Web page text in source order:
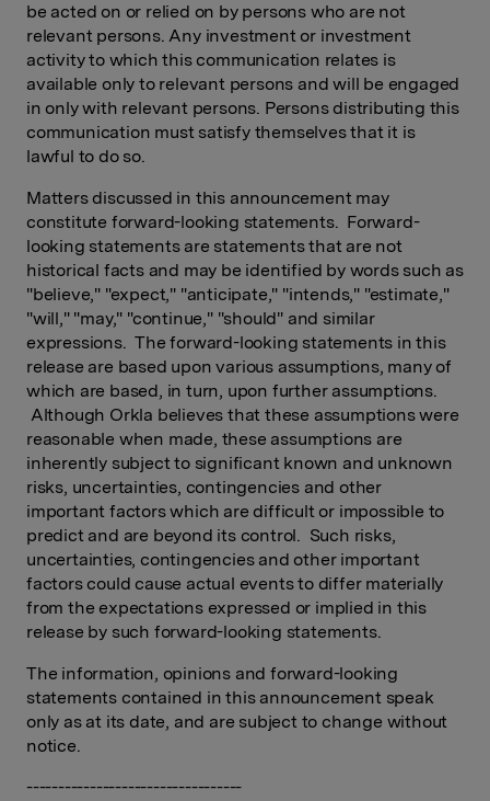
be acted on or relied on by persons who are not
relevant persons. Any investment or investment
activity to which this communication relates is
available only to relevant persons and will be engaged
in only with relevant persons. Persons distributing this
communication must satisfy themselves that it is
lawful to do so.
Matters discussed in this announcement may
constitute forward-looking statements. Forward-
looking statements are statements that are not
historical facts and may be identified by words such as
"believe," "expect," "anticipate," "intends," "estimate,"
"will," "may," "continue," "should" and similar
expressions. The forward-looking statements in this
release are based upon various assumptions, many of
which are based, in turn, upon further assumptions.
Although Orkla believes that these assumptions were
reasonable when made, these assumptions are
inherently subject to significant known and unknown
risks, uncertainties, contingencies and other
important factors which are difficult or impossible to
predict and are beyond its control. Such risks,
uncertainties, contingencies and other important
factors could cause actual events to differ materially
from the expectations expressed or implied in this
release by such forward-looking statements.
The information, opinions and forward-looking
statements contained in this announcement speak
only as at its date, and are subject to change without
notice.
----------------------------------